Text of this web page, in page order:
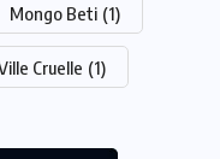
Mongo Beti (1)
Cruelle (1)